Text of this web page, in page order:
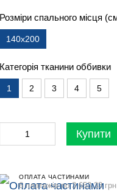
Розміри спального місця
140x200
Категорія тканини оббивки
1 2 3 4 5
Купити
ОПЛАТА ЧАСТИНАМИ
6 платежів по 3 653.33 грн